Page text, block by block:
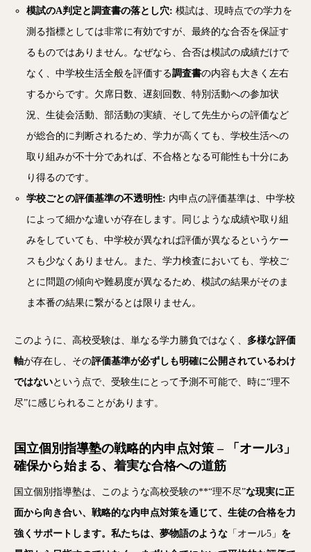
模試のA判定と調査書の落とし穴: 模試は、現時点での学力を
測る指標としては非常に有効ですが、最終的な合否を保証す
るものではありません。なぜなら、合否は模試の成績だけで
なく、中学校生活全般を評価する調査書の内容も大きく左右
するからです。欠席日数、遅刻回数、特別活動への参加状
況、生徒会活動、部活動の実績、そして先生からの評価など
が総合的に判断されるため、学力が高くても、学校生活への
取り組みが不十分であれば、不合格となる可能性も十分にあ
り得るのです。
学校ごとの評価基準の不透明性: 内申点の評価基準は、中学校
によって細かな違いが存在します。同じような成績や取り組
みをしていても、中学校が異なれば評価が異なるというケー
スも少なくありません。また、学力検査においても、学校ご
とに問題の傾向や難易度が異なるため、模試の結果がそのま
ま本番の結果に繋がるとは限りません。
このように、高校受験は、単なる学力勝負ではなく、 多様な評価
軸が存在し、その評価基準が必ずしも明確に公開されているわけ
ではないという点で、受験生にとって予測不可能で、時に“理不
尽”に感じられることがあります。
国立個別指導塾の戦略的内申点対策 – 「オール3」
確保から始まる、着実な合格への道筋
国立個別指導塾は、このような高校受験の**“理不尽”な現実に正
面から向き合い、戦略的な内申点対策を通じて、生徒の合格を力
強くサポートします。私たちは、夢物語のような 「オール5」 を